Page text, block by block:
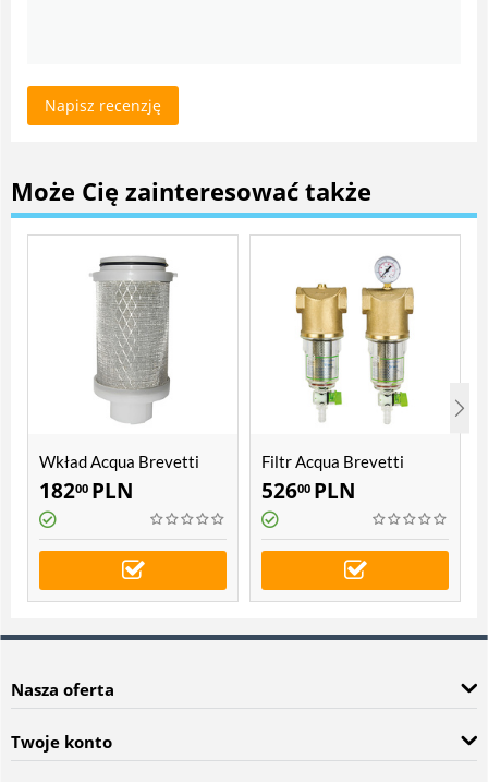
Napisz recenzję
Może Cię zainteresować także
Wkład Acqua Brevetti
PuliFIL, PuliMATIC,
BravoFIL S, BravoFIL
PLUS, BravoMATIC
18200 PLN
Filtr Acqua Brevetti
Bravo
52600 PLN
Nasza oferta
Twoje konto